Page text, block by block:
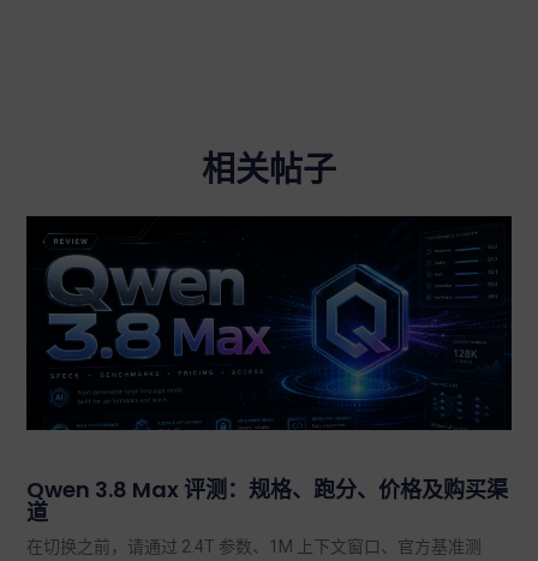
相关帖子
Qwen 3.8 Max 评测：规格、跑分、价格及购买渠
道
在切换之前，请通过 2.4T 参数、1M 上下文窗口、官方基准测